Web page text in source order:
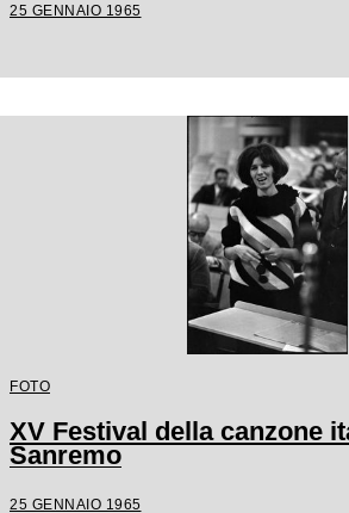
25 GENNAIO 1965
FOTO
XV Festival della canzone
Sanremo
25 GENNAIO 1965